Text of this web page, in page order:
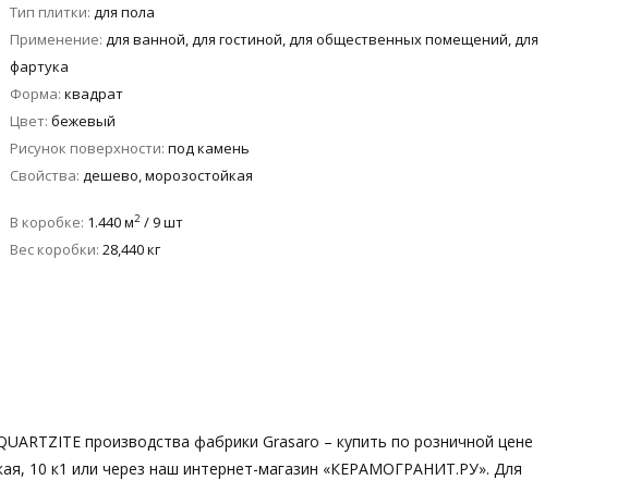
Тип плитки для пола
Применение для ванной, для гостиной, для общественных помещений, для
фартука
Форма квадрат
Цвет бежевый
Рисунок поверхности под камень
Свойства дешево, морозостойкая
В коробке 1.440 м2 / 9 шт
Вес коробки 28,440 кг
производства фабрики Grasaro – купить по розничной цене
10 к1 или через наш интернет-магазин «КЕРАМОГРАНИТ.РУ». Для